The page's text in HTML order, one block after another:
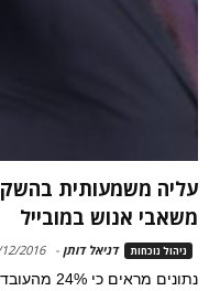
עליה משמעותית
משאבי אנוש במובייל
ניהול נוכחות דניאל דותן -
2016
נתונים